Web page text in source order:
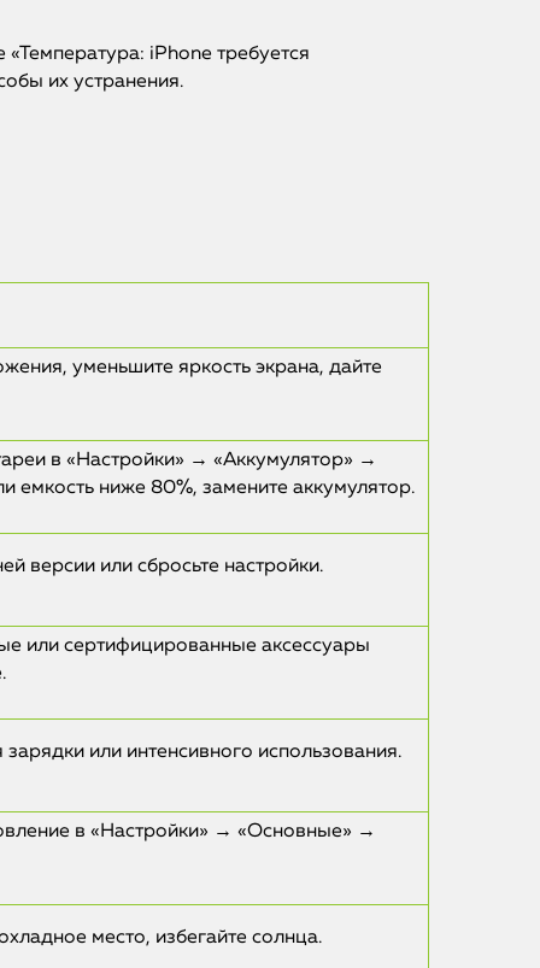
iPhone требуется
их устранения.
уменьшите яркость экрана, дайте
в «Настройки» → «Аккумулятор» →
емкость ниже 80%, замените аккумулятор.
версии или сбросьте настройки.
или сертифицированные аксессуары
или интенсивного использования.
в «Настройки» → «Основные» →
место, избегайте солнца.